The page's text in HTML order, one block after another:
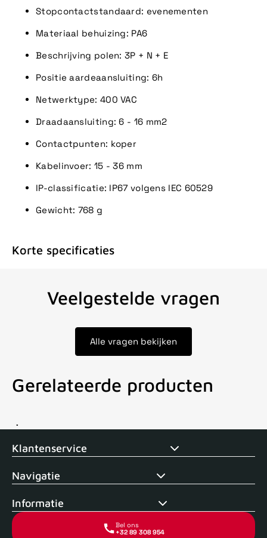
Stopcontactstandaard: evenementen
Materiaal behuizing: PA6
Beschrijving polen: 3P + N + E
Positie aardeaansluiting: 6h
Netwerktype: 400 VAC
Draadaansluiting: 6 - 16 mm2
Contactpunten: koper
Kabelinvoer: 15 - 36 mm
IP-classificatie: IP67 volgens IEC 60529
Gewicht: 768 g
Korte specificaties
Veelgestelde vragen
Alle vragen bekijken
Gerelateerde producten
Voor 15uur besteld, zelfde dag verstuurd Echte winkel +35
Klantenservice
Navigatie
Informatie
Bel ons
+32 89 308 954